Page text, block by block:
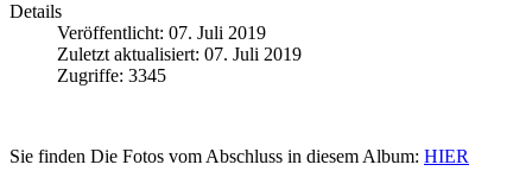
Details
Veröffentlicht: 07. Juli 2019
Zuletzt aktualisiert: 07. Juli 2019
Zugriffe: 3345
Sie finden Die Fotos vom Abschluss in diesem Album: HIER